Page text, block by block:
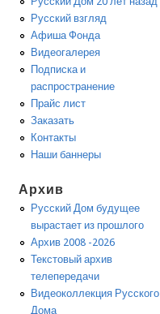
Русский взгляд
Афиша Фонда
Видеогалерея
Подписка и
распространение
Прайс лист
Заказать
Контакты
Наши баннеры
Архив
Русский Дом будущее
вырастает из прошлого
Архив 2008 -2026
Текстовый архив
телепередачи
Видеоколлекция Русского
Дома